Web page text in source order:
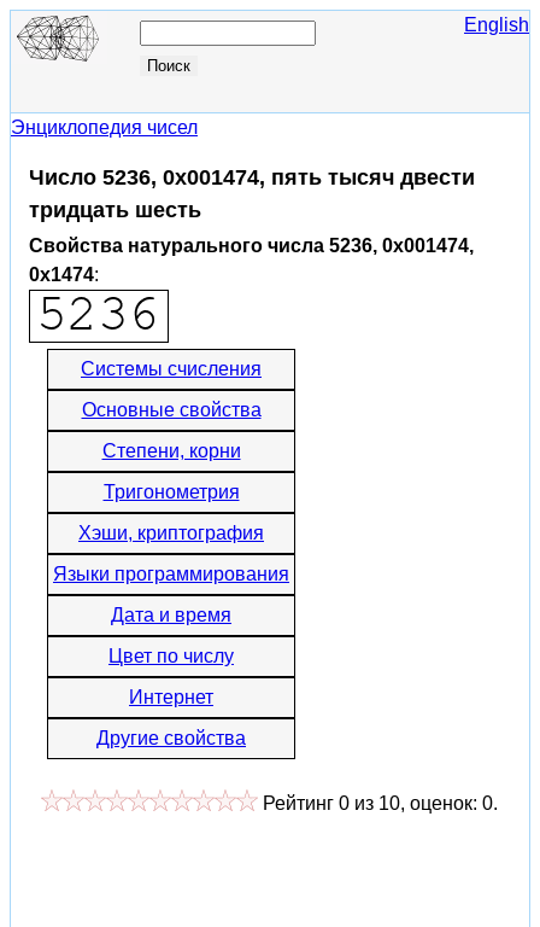
English
Энциклопедия чисел
Число 5236, 0x001474, пять тысяч двести
тридцать шесть
Свойства натурального числа 5236, 0x001474,
0x1474:
Системы счисления
Основные свойства
Степени, корни
Тригонометрия
Хэши, криптография
Языки программирования
Дата и время
Цвет по числу
Интернет
Другие свойства
Рейтинг 0 из 10, оценок: 0.